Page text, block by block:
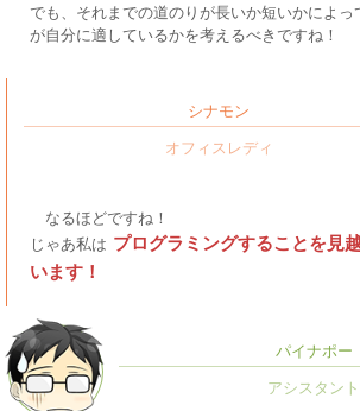
でも、それまでの道のりが長いか短いかによっ
が自分に適しているかを考えるべきですね！
シナモン
なるほどですね！
じゃあ私は プログラミングすることを見
います！
パイナポー